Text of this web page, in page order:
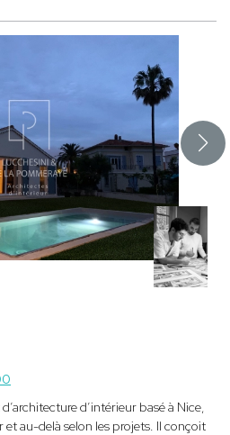
d’intérieur basé à Nice,
et au-delà selon les projets. Il conçoit